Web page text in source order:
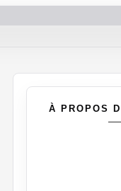
À PROPOS